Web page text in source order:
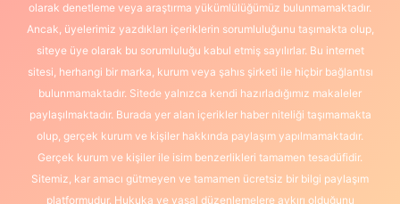
olarak denetleme veya araştırma yükümlülüğümüz bulunmamaktadır.
Ancak, üyelerimiz yazdıkları içeriklerin sorumluluğunu taşımakta olup,
siteye üye olarak bu sorumluluğu kabul etmiş sayılırlar. Bu internet
sitesi, herhangi bir marka, kurum veya şahıs şirketi ile hiçbir bağlantısı
bulunmamaktadır. Sitede yalnızca kendi hazırladığımız makaleler
paylaşılmaktadır. Burada yer alan içerikler haber niteliği taşımamakta
olup, gerçek kurum ve kişiler hakkında paylaşım yapılmamaktadır.
Gerçek kurum ve kişiler ile isim benzerlikleri tamamen tesadüfidir.
Sitemiz, kar amacı gütmeyen ve tamamen ücretsiz bir bilgi paylaşım
platformudur. Hukuka ve yasal düzenlemelere aykırı olduğunu